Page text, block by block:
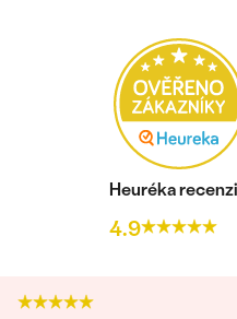
Heuréka
4.9